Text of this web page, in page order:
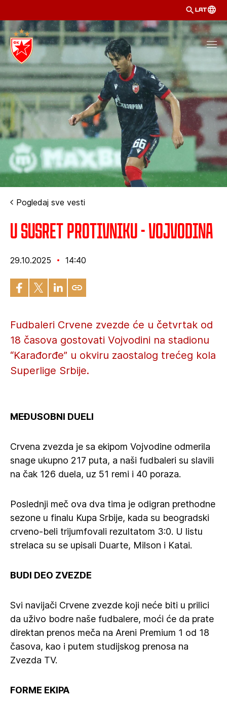
LAT
Pogledaj sve vesti
U susret protivniku - Vojvodina
29.10.2025 14:40
Fudbaleri Crvene zvezde će u četvrtak od
18 časova gostovati Vojvodini na stadionu
“Karađorđe” u okviru zaostalog trećeg kola
Superlige Srbije.
MEĐUSOBNI DUELI
Crvena zvezda je sa ekipom Vojvodine odmerila
snage ukupno 217 puta, a naši fudbaleri su slavili
na čak 126 duela, uz 51 remi i 40 poraza.
Poslednji meč ova dva tima je odigran prethodne
sezone u finalu Kupa Srbije, kada su beogradski
crveno-beli trijumfovali rezultatom 3:0. U listu
strelaca su se upisali Duarte, Milson i Katai.
BUDI DEO ZVEZDE
Svi navijači Crvene zvezde koji neće biti u prilici
da uživo bodre naše fudbalere, moći će da prate
direktan prenos meča na Areni Premium 1 od 18
časova, kao i putem studijskog prenosa na
Zvezda TV.
FORME EKIPA